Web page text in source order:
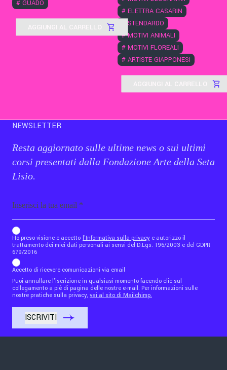
# GUADO
AGGIUNGI AL CARRELLO
# ELETTRA CASARIN
STENDARDO
#MOTIVI ANIMALI
# MOTIVI FLOREALI
# ARTISTE GIAPPONESI
AGGIUNGI AL CARRELLO
NEWSLETTER
Resta aggiornato sulle ultime news o sui ultimi
corsi presentati dalla Fondazione Arte della Seta
Lisio.
b_b43a7bd9734c7124b3be52921_1911023b36
Ho preso visione e accetto l'Informativa sulla privacy e autorizzo il
trattamento dei miei dati personali ai sensi del D.Lgs. 196/2003 e del GDPR
679/2016
Accetto di ricevere comunicazioni via email
Puoi annullare l'iscrizione in qualsiasi momento facendo clic sul
collegamento a piè di pagina delle nostre e-mail. Per informazioni sulle
nostre pratiche sulla privacy, vai al sito di Mailchimp.